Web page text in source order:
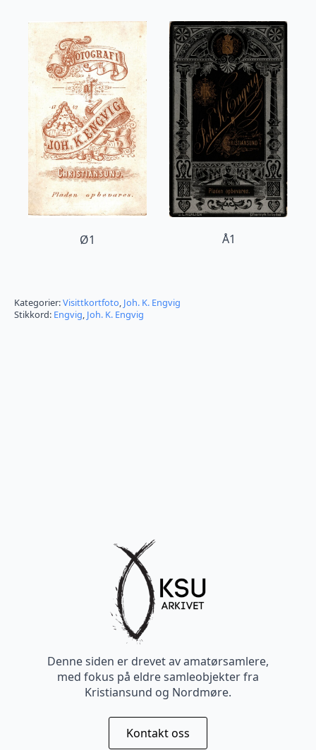
Ø1 Å1
Kategorier:Visittkortfoto, Joh. K. Engvig
Stikkord: Engvig, Joh. K. Engvig
Denne siden er drevet av amatørsamlere,
med fokus på eldre samleobjekter fra
Kristiansund og Nordmøre.
Kontakt oss